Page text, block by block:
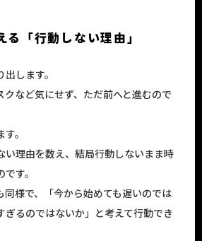
「行動しない理由」
します。
クなど気にせず、ただ前へと進むので
。
い理由を数え、結局行動しないまま時
す。
同様で、「今から始めても遅いのでは
ぎるのではないか」と考えて行動でき